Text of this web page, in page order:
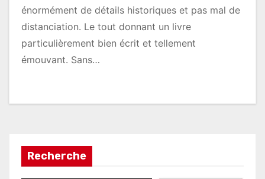
énormément de détails historiques et pas mal de
distanciation. Le tout donnant un livre
particulièrement bien écrit et tellement
émouvant. Sans…
Recherche